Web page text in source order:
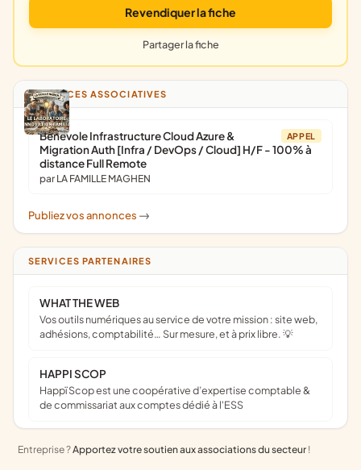
Revendiquer la fiche
Partager la fiche
ANNONCES ASSOCIATIVES
APPEL
Bénévole Infrastructure Cloud Azure &
Migration Auth [Infra / DevOps / Cloud] H/F - 100% à
distance Full Remote
par LA FAMILLE MAGHEN
Publiez vos annonces ->
SERVICES PARTENAIRES
WHAT THE WEB
Vos outils numériques au service de votre mission : site web,
adhésions, comptabilité… Sur mesure, et à prix libre. 💡
HAPPI SCOP
Happï Scop est une coopérative d’expertise comptable &
de commissariat aux comptes dédié à l'ESS
Entreprise ?Apportez votre soutien aux associations du secteur !